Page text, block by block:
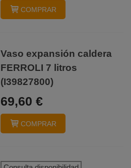
COMPRAR
Vaso expansión caldera
FERROLI 7 litros
(I39827800)
69,60 €
COMPRAR